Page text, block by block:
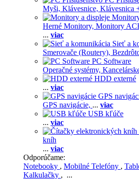
Myši, Klávesnice, Klávesnica
Herné Monitory, Monitory
... viac
Sieť a
Smerovače (Routery),
PC Software
Operačné systémy,
HDD externé
... viac
GPS
GPS navigácie, ... viac
USB kľúče
... viac
kníh
... viac
Odporúčame:
Notebooky , Mobilné Telefóny ,
Kalkulačky , ...